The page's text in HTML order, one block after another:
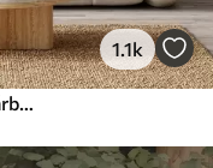
1.1k